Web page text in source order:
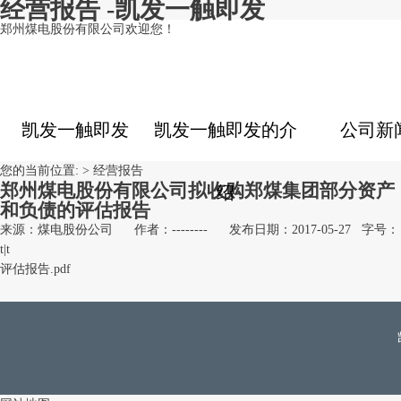
经营报告 -凯发一触即发
郑州煤电股份有限公司欢迎您！
凯发一触即发 凯发一触即发的介
绍
公司新
您的当前位置: > 经营报告
郑州煤电股份有限公司拟收购郑煤集团部分资产
和负债的评估报告
来源：煤电股份公司 作者：-------- 发布日期：2017-05-27
字号：
t t
评估报告.pdf